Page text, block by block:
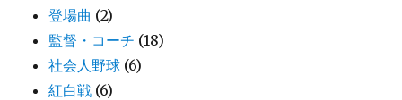
登場曲 (2)
監督・コーチ (18)
社会人野球 (6)
紅白戦 (6)